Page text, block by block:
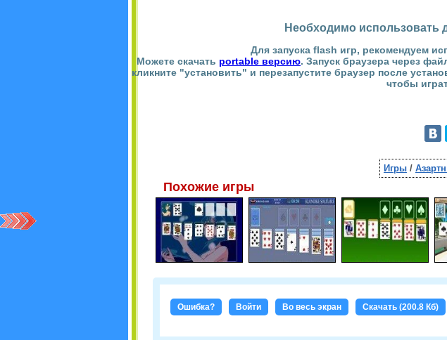
Необходимо использовать
Для запуска flash игр, рекомендуем
Можете скачать portable версию. Запуск браузера через
кликните "установить" и перезапустите браузер после
чтобы
Игры /
Похожие игры
Ошибка? Войти Во весь экран Скачать (200.8 Кб)